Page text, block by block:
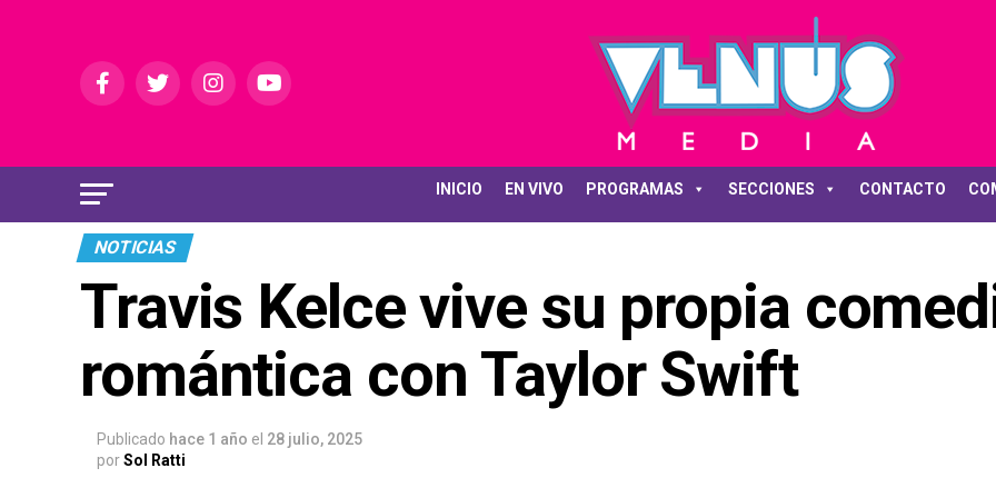
INICIO EN VIVO PROGRAMAS SECCIONES CONTACTO
NOTICIAS
Travis Kelce vive su propia
romántica con Taylor Swift
Publicado hace 1 año el 28 julio, 2025
porSol Ratti